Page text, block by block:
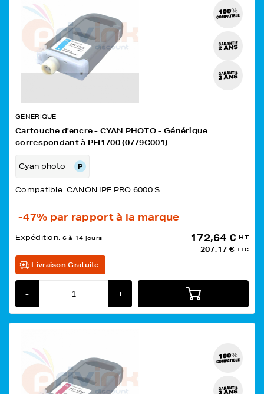
GENERIQUE
Cartouche d'encre - CYAN PHOTO - Générique
correspondant à PFI1700 (0779C001)
Cyan photo
Compatible: CANON IPF PRO 6000 S
-47% par rapport à la marque
Expédition: 6 à 14 jours 172,64 € HT
207,17 € TTC
Livraison Gratuite
- +